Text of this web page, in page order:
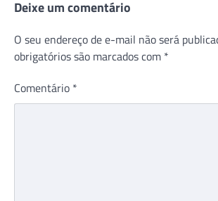
Deixe um comentário
O seu endereço de e-mail não será
obrigatórios são marcados com *
Comentário *